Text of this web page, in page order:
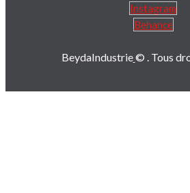
Instagram
Behance
BeydaIndustrie© . Tous